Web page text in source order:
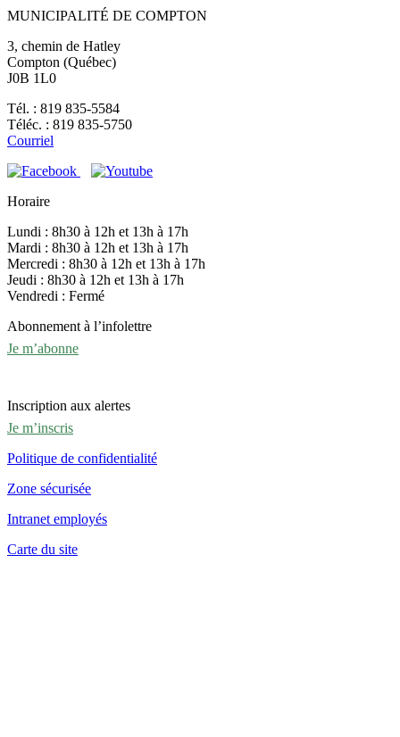
MUNICIPALITÉ DE COMPTON
3, chemin de Hatley
Compton (Québec)
J0B 1L0
Tél. : 819 835-5584
Téléc. : 819 835-5750
Courriel
Horaire
Lundi : 8h30 à 12h et 13h à 17h
Mardi : 8h30 à 12h et 13h à 17h
Mercredi : 8h30 à 12h et 13h à 17h
Jeudi : 8h30 à 12h et 13h à 17h
Vendredi : Fermé
Abonnement à l’infolettre
Je m’abonne
Inscription aux alertes
Je m’inscris
Politique de confidentialité
Zone sécurisée
Intranet employés
Carte du site